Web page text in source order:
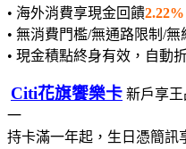
• 海外消費享現金回饋2.22%
• 無消費門檻/無通路限制/無
• 現金積點終身有效，自動
Citi花旗饗樂卡 新戶享
一
持卡滿一年起，生日憑簡訊